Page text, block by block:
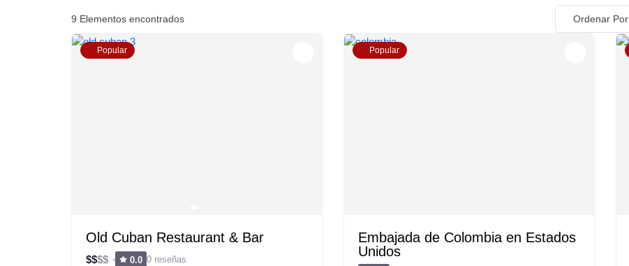
9 Elementos encontrados Ordenar Por
Popular
Old Cuban Restaurant & Bar
$$$$ 0.0 0 reseñas
Popular
Embajada de Colombia en Estados
Unidos